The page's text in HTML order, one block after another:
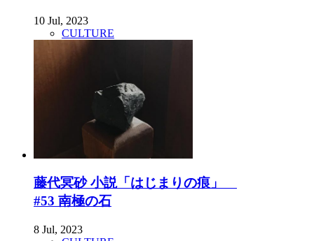
10 Jul, 2023
CULTURE
藤代冥砂 小説「はじまりの痕」
#53 南極の石
8 Jul, 2023